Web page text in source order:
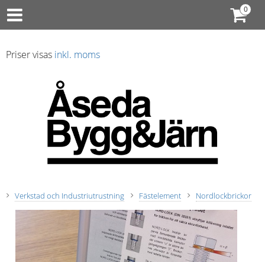
Priser visas inkl. moms
Verkstad och Industriutrustning Fästelement Nordlockbrickor